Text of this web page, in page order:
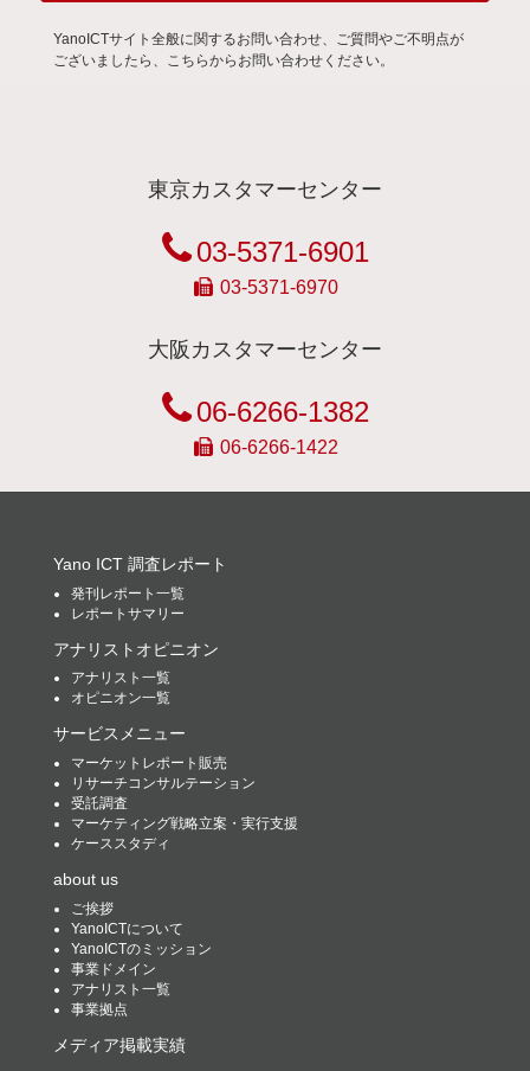
YanoICTサイト全般に関するお問い合わせ、ご質問やご不明点が
ございましたら、こちらからお問い合わせください。
東京カスタマーセンター
03-5371-6901
03-5371-6970
大阪カスタマーセンター
06-6266-1382
06-6266-1422
Yano ICT 調査レポート
発刊レポート一覧
レポートサマリー
アナリストオピニオン
アナリスト一覧
オピニオン一覧
サービスメニュー
マーケットレポート販売
リサーチコンサルテーション
受託調査
マーケティング戦略立案・実行支援
ケーススタディ
about us
ご挨拶
YanoICTについて
YanoICTのミッション
事業ドメイン
アナリスト一覧
事業拠点
メディア掲載実績